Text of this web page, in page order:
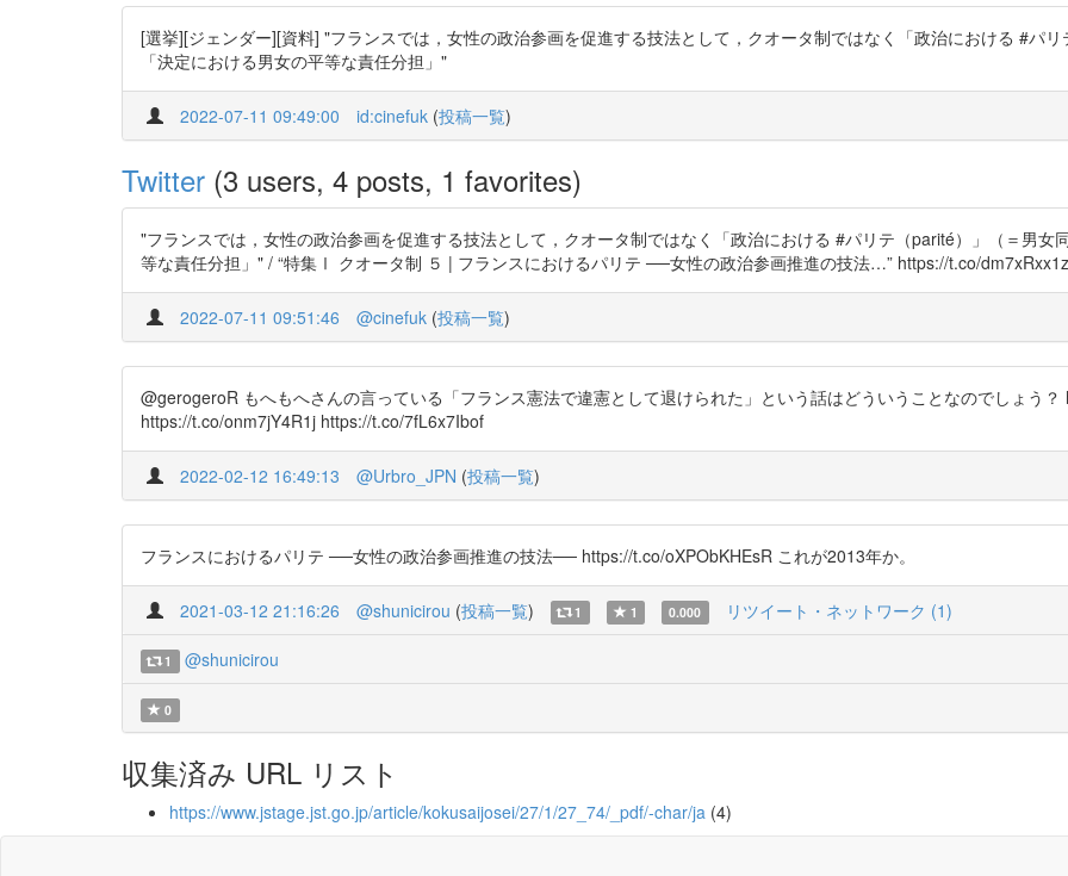
[選挙][ジェンダー][資料] "フランスでは，女性の政治参画を促進する技法として，クオータ制ではなく「政治における #パリ
「決定における男女の平等な責任分担」"
2022-07-11 09:49:00 id:cinefuk (投稿一覧)
Twitter (3 users, 4 posts, 1 favorites)
"フランスでは，女性の政治参画を促進する技法として，クオータ制ではなく「政治における #パリテ（parité）」（＝男
等な責任分担」" / “特集Ⅰ クオータ制 ５ | フランスにおけるパリテ ──女性の政治参画推進の技法…” https://t.co/
2022-07-11 09:51:46 @cinefuk (投稿一覧)
@gerogeroR もへもへさんの言っている「フランス憲法で違憲として退けられた」という話はどういうことなのでしょう
https://t.co/onm7jY4R1j https://t.co/7fL6x7Ibof
2022-02-12 16:49:13 @Urbro_JPN (投稿一覧)
フランスにおけるパリテ ──女性の政治参画推進の技法── https://t.co/oXPObKHEsR これが2013年か。
2021-03-12 21:16:26 @shunicirou (投稿一覧) 1 1 0.000 リツイート・ネットワーク (1)
1 @shunicirou
0
収集済み URL リスト
https://www.jstage.jst.go.jp/article/kokusaijosei/27/1/27_74/_pdf/-char/ja (4)